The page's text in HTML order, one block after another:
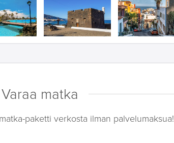
Varaa matka
paketti verkosta ilman palvelumaksua!